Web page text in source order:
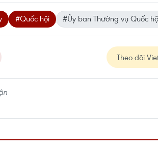
#Quốc hội #Ủy ban Thường vụ Quốc
Theo dõi